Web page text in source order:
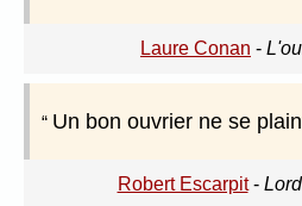
Laure Conan -
Un bon ouvrier ne se
Robert Escarpit-